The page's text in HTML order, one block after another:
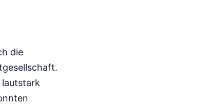
die